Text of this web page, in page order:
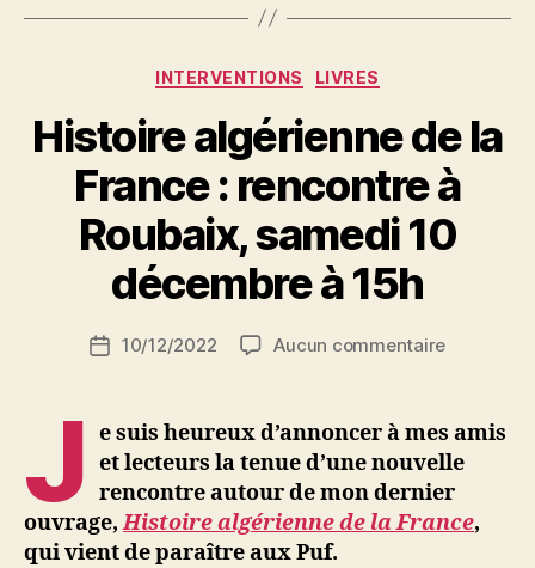
les
algériens
Roubaix »
Catégories
INTERVENTIONS LIVRES
Histoire algérienne de la
France : rencontre à
Roubaix, samedi 10
décembre à 15h
a
S
N
ji
b
Date10/12/2022 Aucun commentairesur
de
la
France
:
rencontre
J e suis heureux d’annoncer à mes amis
et lecteurs la tenue d’une nouvelle
rencontre autour de mon dernier
ouvrage,Histoire algérienne de la France,
qui vient de paraître aux Puf.